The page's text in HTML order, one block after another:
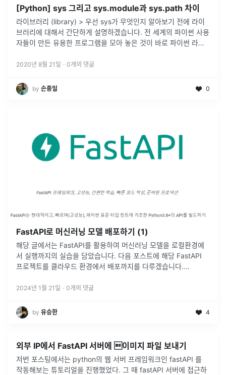
[Python] sys 그리고 sys.module과 sys.path 차이
라이브러리 (library) > 우선 sys가 무엇인지 알아보기 전에 라이
브러리에 대해서 간단하게 설명하겠습니다. 전 세계의 파이썬 사용
자들이 만든 유용한 프로그램을 모아 놓은 것이 바로 파이썬 라이
보를...
2020년 8월 21일 · 0개의 댓글
by 손종일 0
FastAPI로 머신러닝 모델 배포하기 (1)
해당 글에서는 FastAPI를 활용하여 머신러닝 모델을 로컬환경에
서 실행까지의 실습을 담았습니다. 다음 포스트에 해당 FastAPI
프로젝트를 클라우드 환경에서 배포까지를 다루겠습니다.
른 프레임워크와 ...
2024년 1월 21일 · 0개의 댓글
by 유승한 4
외부 IP에서 FastAPI 서버에 이미지 파일 보내기
저번 포스팅에서는 python의 웹 서버 프레임워크인 fastAPI 를
작동해보는 튜토리얼을 진행했었다. 그 때 fastAPI 서버에 접근하